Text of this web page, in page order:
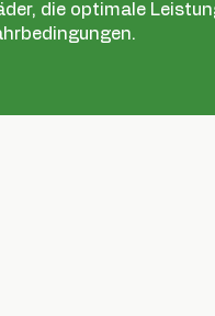
die optimale